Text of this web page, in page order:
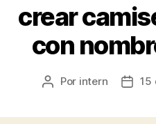
crear
con
Autor
Por intern
Fecha
15